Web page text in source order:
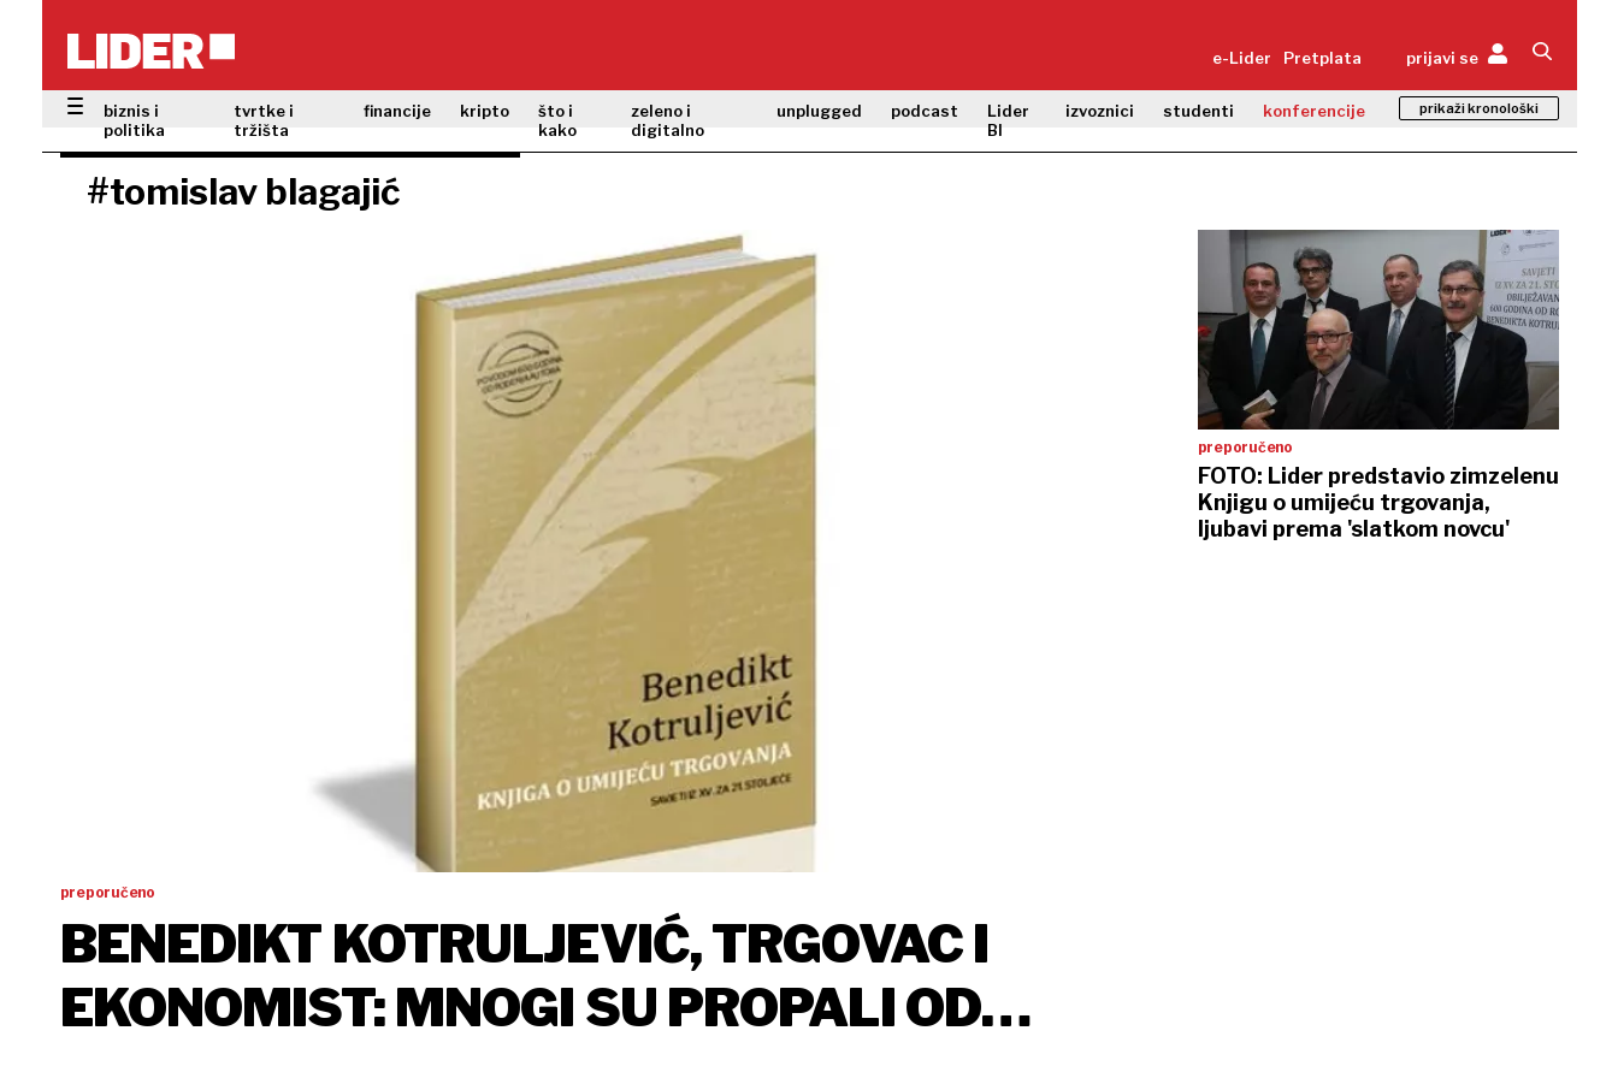
e-Lider Pretplata prijavi se
biznis i
politika
tvrtke i
tržišta
financije kripto
što i
kako
zeleno i
digitalno
unplugged podcast
Lider
BI
izvoznici studenti konferencije prikaži kronološki
#tomislav blagajić
preporučeno
BENEDIKT KOTRULJEVIĆ, TRGOVAC I
EKONOMIST: MNOGI SU PROPALI OD
preporučeno
FOTO: Lider predstavio zimzelenu
Knjigu o umijeću trgovanja,
ljubavi prema 'slatkom novcu'